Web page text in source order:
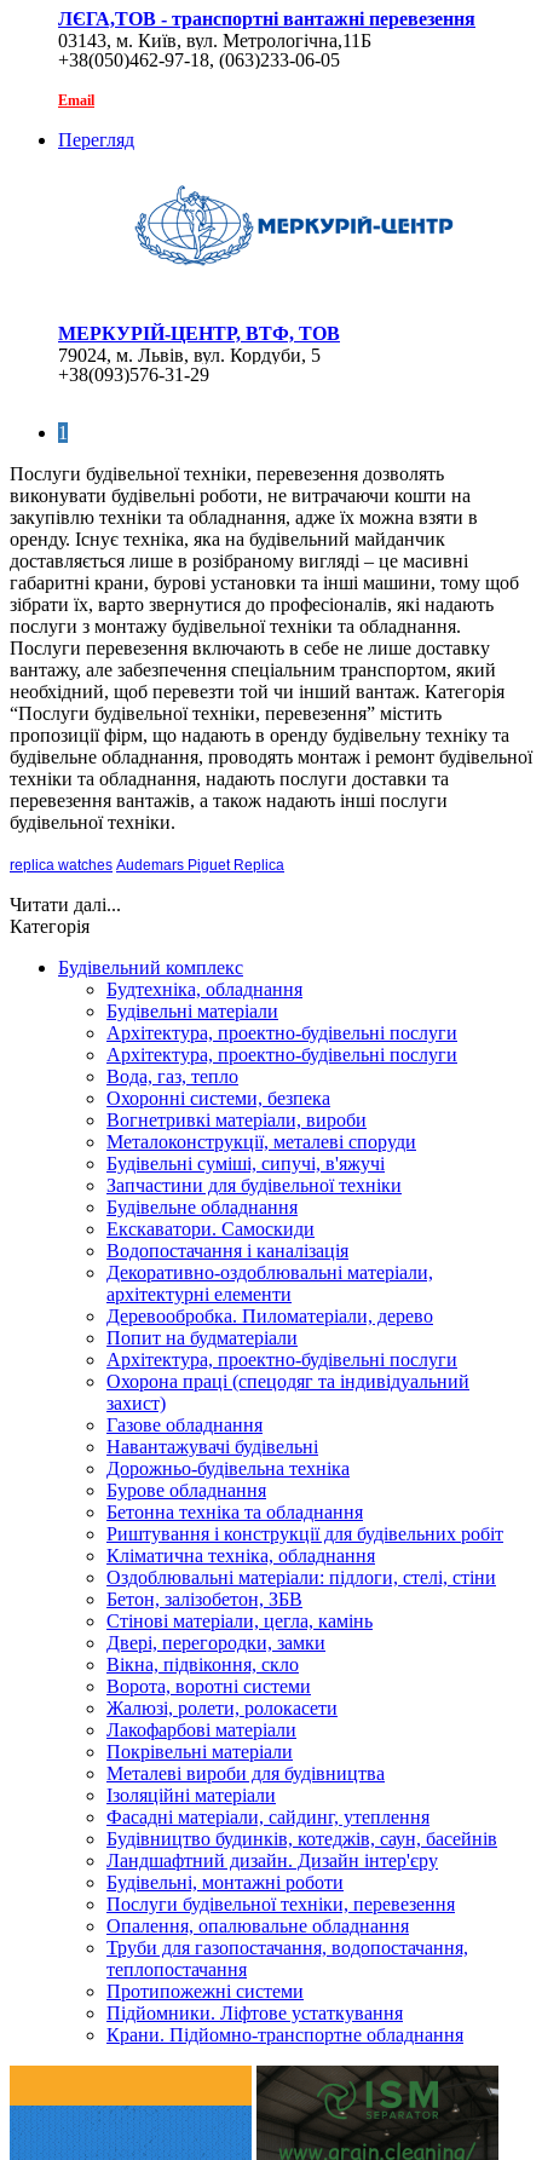
ЛЄГА,ТОВ - транспортні вантажні перевезення
03143, м. Київ, вул. Метрологічна,11Б
+38(050)462-97-18, (063)233-06-05
Email
Перегляд
МЕРКУРІЙ-ЦЕНТР, ВТФ, ТОВ
79024, м. Львів, вул. Кордуби, 5
+38(093)576-31-29
1
Послуги будівельної техніки, перевезення дозволять
виконувати будівельні роботи, не витрачаючи кошти на
закупівлю техніки та обладнання, адже їх можна взяти в
оренду. Існує техніка, яка на будівельний майданчик
доставляється лише в розібраному вигляді – це масивні
габаритні крани, бурові установки та інші машини, тому щоб
зібрати їх, варто звернутися до професіоналів, які надають
послуги з монтажу будівельної техніки та обладнання.
Послуги перевезення включають в себе не лише доставку
вантажу, але забезпечення спеціальним транспортом, який
необхідний, щоб перевезти той чи інший вантаж. Категорія
“Послуги будівельної техніки, перевезення” містить
пропозиції фірм, що надають в оренду будівельну техніку та
будівельне обладнання, проводять монтаж і ремонт будівельної
техніки та обладнання, надають послуги доставки та
перевезення вантажів, а також надають інші послуги
будівельної техніки.
replica watches Audemars Piguet Replica
Читати далі...
Категорія
Будівельний комплекс
Будтехніка, обладнання
Будівельні матеріали
Архітектура, проектно-будівельні послуги
Архітектура, проектно-будівельні послуги
Вода, газ, тепло
Охоронні системи, безпека
Вогнетривкі матеріали, вироби
Металоконструкції, металеві споруди
Будівельні суміші, сипучі, в'яжучі
Запчастини для будівельної техніки
Будівельне обладнання
Екскаватори. Самоскиди
Водопостачання і каналізація
Декоративно-оздоблювальні матеріали,
архітектурні елементи
Деревообробка. Пиломатеріали, дерево
Попит на будматеріали
Архітектура, проектно-будівельні послуги
Охорона праці (спецодяг та індивідуальний
захист)
Газове обладнання
Навантажувачі будівельні
Дорожньо-будівельна техніка
Бурове обладнання
Бетонна техніка та обладнання
Риштування і конструкції для будівельних робіт
Кліматична техніка, обладнання
Оздоблювальні матеріали: підлоги, стелі, стіни
Бетон, залізобетон, ЗБВ
Стінові матеріали, цегла, камінь
Двері, перегородки, замки
Вікна, підвіконня, скло
Ворота, воротні системи
Жалюзі, ролети, ролокасети
Лакофарбові матеріали
Покрівельні матеріали
Металеві вироби для будівництва
Ізоляційні матеріали
Фасадні матеріали, сайдинг, утеплення
Будівництво будинків, котеджів, саун, басейнів
Ландшафтний дизайн. Дизайн інтер'єру
Будівельні, монтажні роботи
Послуги будівельної техніки, перевезення
Опалення, опалювальне обладнання
Труби для газопостачання, водопостачання,
теплопостачання
Протипожежні системи
Підйомники. Ліфтове устаткування
Крани. Підйомно-транспортне обладнання